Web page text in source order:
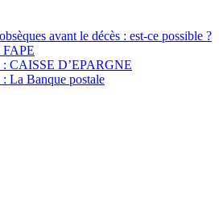
avant le décès : est-ce possible ?
FAPE
: CAISSE D’EPARGNE
: La Banque postale